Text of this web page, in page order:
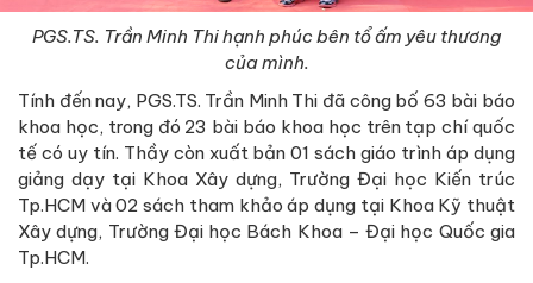
PGS.TS. Trần Minh Thi hạnh phúc bên tổ ấm yêu thương
của mình.
Tính đến nay, PGS.TS. Trần Minh Thi đã công bố 63 bài báo
khoa học, trong đó 23 bài báo khoa học trên tạp chí quốc
tế có uy tín. Thầy còn xuất bản 01 sách giáo trình áp dụng
giảng dạy tại Khoa Xây dựng, Trường Đại học Kiến trúc
Tp.HCM và 02 sách tham khảo áp dụng tại Khoa Kỹ thuật
Xây dựng, Trường Đại học Bách Khoa – Đại học Quốc gia
Tp.HCM.